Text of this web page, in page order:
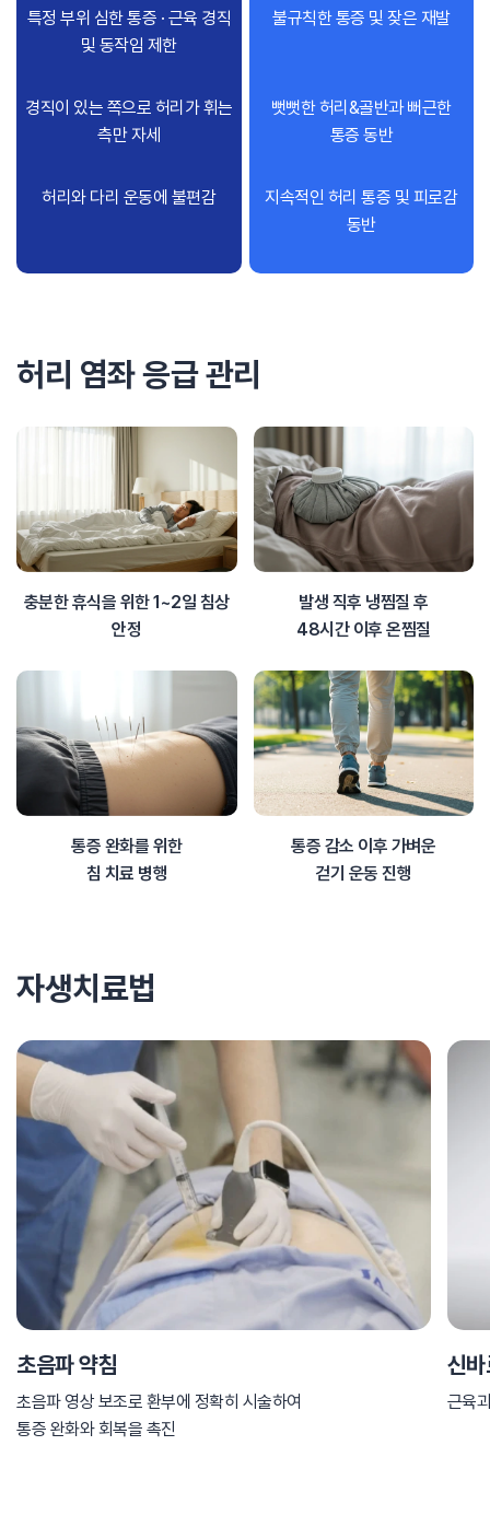
특정 부위 심한 통증 · 근육 경직
및 동작임 제한
불규칙한 통증 및 잦은 재발
경직이 있는 쪽으로 허리가 휘는
측만 자세
뻣뻣한 허리&골반과 뻐근한
통증 동반
허리와 다리 운동에 불편감
지속적인 허리 통증 및 피로감
동반
허리 염좌 응급 관리
충분한 휴식을 위한 1~2일 침상
안정
발생 직후 냉찜질 후
48시간 이후 온찜질
통증 완화를 위한
침 치료 병행
통증 감소 이후 가벼운
걷기 운동 진행
자생치료법
초음파 약침
초음파 영상 보조로 환부에 정확히 시술하여
통증 완화와 회복을 촉진
신바
근육